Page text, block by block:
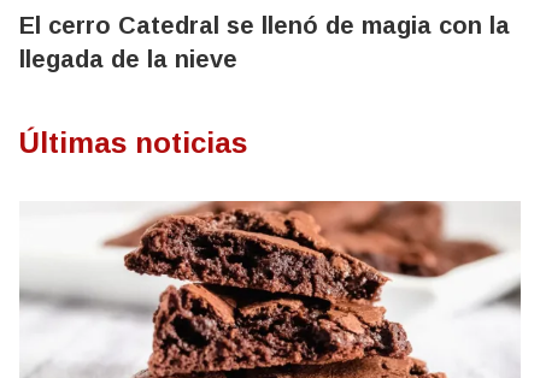
El cerro Catedral se llenó de magia con la
llegada de la nieve
Últimas noticias